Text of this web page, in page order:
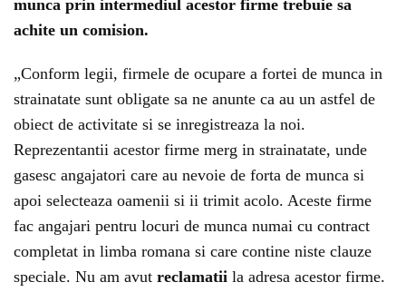
munca prin intermediul acestor firme trebuie sa
achite un comision.
„Conform legii, firmele de ocupare a fortei de munca in
strainatate sunt obligate sa ne anunte ca au un astfel de
obiect de activitate si se inregistreaza la noi.
Reprezentantii acestor firme merg in strainatate, unde
gasesc angajatori care au nevoie de forta de munca si
apoi selecteaza oamenii si ii trimit acolo. Aceste firme
fac angajari pentru locuri de munca numai cu contract
completat in limba romana si care contine niste clauze
speciale. Nu am avut reclamatii la adresa acestor firme.